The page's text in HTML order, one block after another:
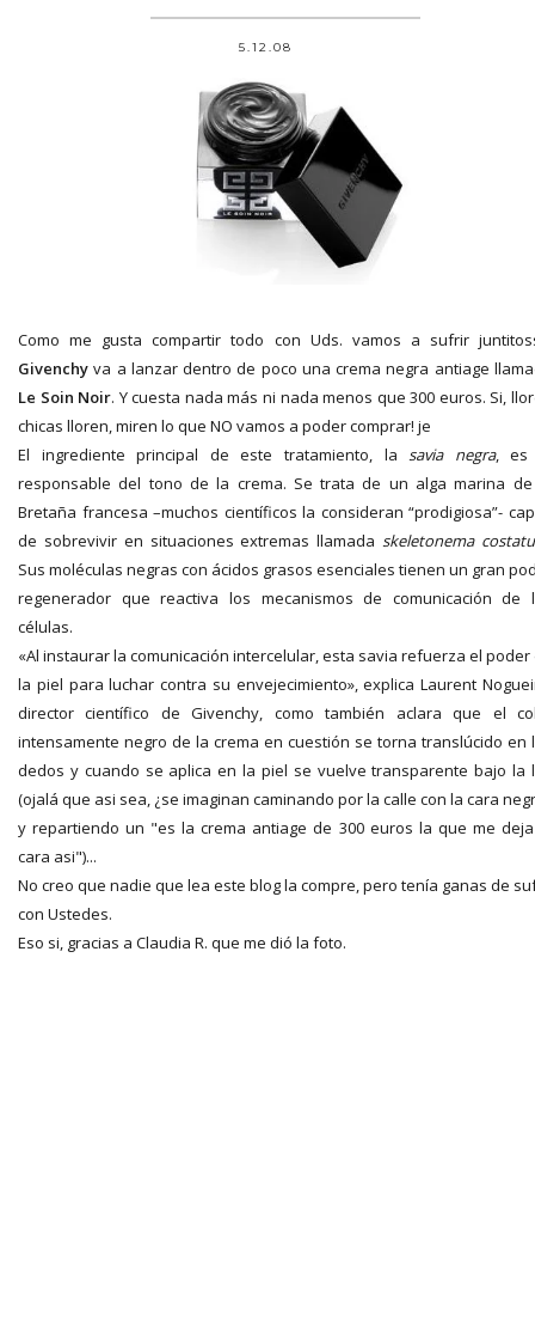
5.12.08
Como me gusta compartir todo con Uds. vamos a sufrir
Givenchy va a lanzar dentro de poco una crema negra antiage
Le Soin Noir. Y cuesta nada más ni nada menos que 300 euros. Si,
chicas lloren, miren lo que NO vamos a poder comprar! je
El ingrediente principal de este tratamiento, lasavia negra, es
responsable del tono de la crema. Se trata de un alga marina
Bretaña francesa –muchos científicos la consideran “prodigiosa”-
de sobrevivir en situaciones extremas llamadaskeletonema
Sus moléculas negras con ácidos grasos esenciales tienen un gran
regenerador que reactiva los mecanismos de comunicación de
células.
«Al instaurar la comunicación intercelular, esta savia refuerza el poder
la piel para luchar contra su envejecimiento», explica Laurent
director científico de Givenchy, como también aclara que el
intensamente negro de la crema en cuestión se torna translúcido en
dedos y cuando se aplica en la piel se vuelve transparente bajo la
(ojalá que asi sea, ¿se imaginan caminando por la calle con la cara
y repartiendo un "es la crema antiage de 300 euros la que me
cara asi")...
No creo que nadie que lea este blog la compre, pero tenía ganas de
con Ustedes.
Eso si, gracias a Claudia R. que me dió la foto.